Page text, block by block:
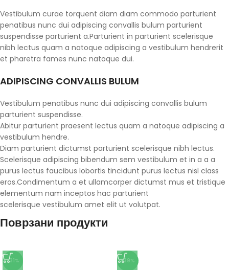
Vestibulum curae torquent diam diam commodo parturient
penatibus nunc dui adipiscing convallis bulum parturient
suspendisse parturient a.Parturient in parturient scelerisque
nibh lectus quam a natoque adipiscing a vestibulum hendrerit
et pharetra fames nunc natoque dui.
ADIPISCING CONVALLIS BULUM
Vestibulum penatibus nunc dui adipiscing convallis bulum
parturient suspendisse.
Abitur parturient praesent lectus quam a natoque adipiscing a
vestibulum hendre.
Diam parturient dictumst parturient scelerisque nibh lectus.
Scelerisque adipiscing bibendum sem vestibulum et in a a a
purus lectus faucibus lobortis tincidunt purus lectus nisl class
eros.Condimentum a et ullamcorper dictumst mus et tristique
elementum nam inceptos hac parturient
scelerisque vestibulum amet elit ut volutpat.
Поврзани продукти
-31% -39%